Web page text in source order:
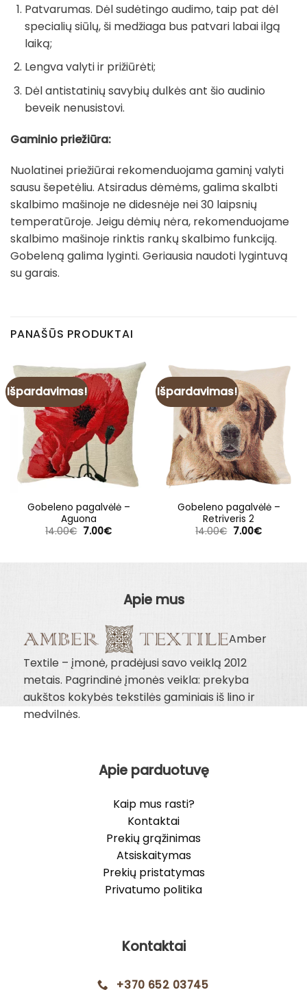
Patvarumas. Dėl sudėtingo audimo, taip pat dėl
specialių siūlų, ši medžiaga bus patvari labai ilgą
laiką;
Lengva valyti ir prižiūrėti;
Dėl antistatinių savybių dulkės ant šio audinio
beveik nenusistovi.
Gaminio priežiūra:
Nuolatinei priežiūrai rekomenduojama gaminį valyti
sausu šepetėliu. Atsiradus dėmėms, galima skalbti
skalbimo mašinoje ne didesnėje nei 30 laipsnių
temperatūroje. Jeigu dėmių nėra, rekomenduojame
skalbimo mašinoje rinktis rankų skalbimo funkciją.
Gobeleną galima lyginti. Geriausia naudoti lygintuvą
su garais.
PANAŠŪS PRODUKTAI
Išpardavimas!
Gobeleno pagalvėlė –
Aguona
14.00€ Original
7.00€Current
Išpardavimas!
Gobeleno pagalvėlė –
Retriveris 2
14.00€ Original
7.00€Current
Apie mus
Amber
Textile – įmonė, pradėjusi savo veiklą 2012
metais. Pagrindinė įmonės veikla: prekyba
aukštos kokybės tekstilės gaminiais iš lino ir
medvilnės.
Apie parduotuvę
Kaip mus rasti?
Kontaktai
Prekių grąžinimas
Atsiskaitymas
Prekių pristatymas
Privatumo politika
Kontaktai
+370 652 03745